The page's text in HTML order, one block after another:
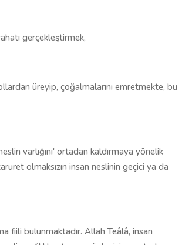
gerçekleştirmek,
üreyip, çoğalmalarını emretmekte, bu
varlığını' ortadan kaldırmaya yönelik
olmaksızın insan neslinin geçici ya da
fiili bulunmaktadır. Allah Teâlâ, insan